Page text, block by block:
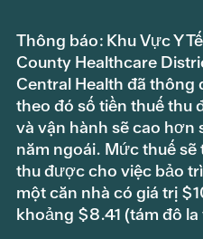
Thông báo: Khu Vực Y
County Healthcare
Central Health đã thông
theo đó số tiền thuế thu
và vận hành sẽ cao hơn
năm ngoái. Mức thuế
thu được cho việc bảo
một căn nhà có giá trị
khoảng $8.41 (tám đô